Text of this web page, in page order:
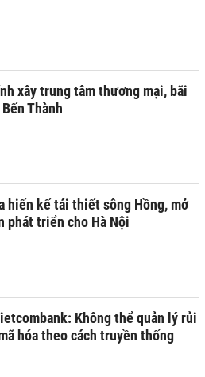
xây trung tâm thương mại, bãi
Thành
hiến kế tái thiết sông Hồng, mở
phát triển cho Hà Nội
Không thể quản lý rủi
hóa theo cách truyền thống